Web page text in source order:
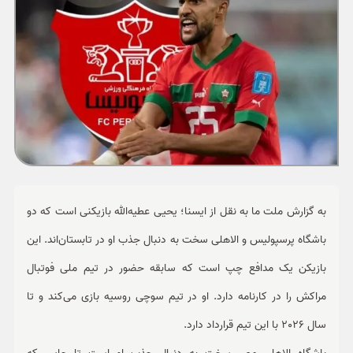
ورزشی
حوادث
سبک زندگی
چند رسانه ای
به گزارش ملت ما به نقل از ایسنا؛ یحیی عطیه‌الله بازیکنی است که دو
باشگاه پرسپولیس و الاهلی سخت به دنبال جذب او در تابستان‌اند. این
بازیکن یک مدافع چپ است که سابقه حضور در تیم ملی فوتبال
مراکش را در کارنامه دارد. او در تیم سوچی روسیه بازی می‌کند و تا
سال 2026 با این تیم قرارداد دارد.